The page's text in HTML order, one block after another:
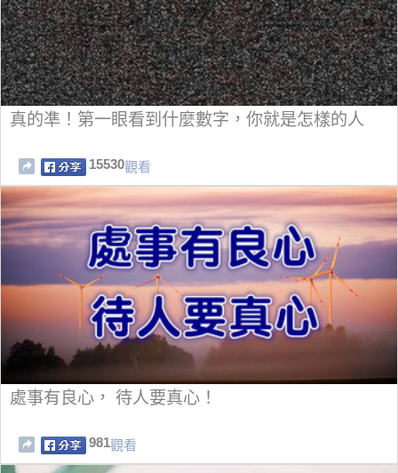
真的凖！第一眼看到什麼數字，你就是怎樣的人
15530觀看
處事有良心， 待人要真心！
981觀看